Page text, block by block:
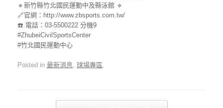
🔹新竹縣竹北國民運動中及縣泳館 🔹
🔗官網：http://www.zbsports.com.tw/
☎️ 電話：03-5500222 分機9
#ZhubeiCivilSportsCenter
#竹北國民運動中心
Posted in 最新消息 球場專區